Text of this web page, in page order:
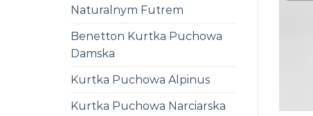
Naturalnym Futrem
Benetton Kurtka Puchowa
Damska
Kurtka Puchowa Alpinus
Kurtka Puchowa Narciarska